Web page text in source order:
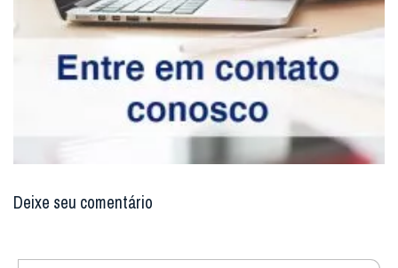
Deixe seu comentário